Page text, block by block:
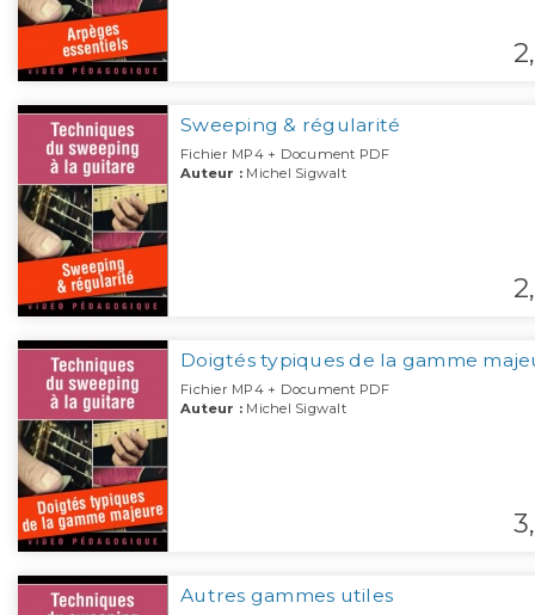
2,
Sweeping & régularité
Fichier MP4 + Document PDF
Auteur : Michel Sigwalt
2,
Doigtés typiques de la gamme
Fichier MP4 + Document PDF
Auteur : Michel Sigwalt
3,
Autres gammes utiles